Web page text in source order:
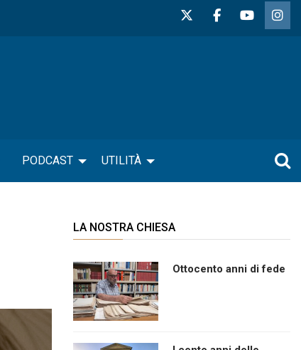
PODCAST UTILITÀ
LA NOSTRA CHIESA
Ottocento anni di fede